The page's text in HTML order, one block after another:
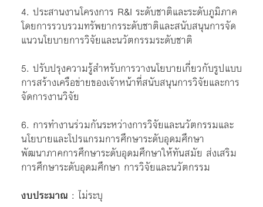
4. ประสานงานโครงการ R&I ระดับชาติและระดับภูมิภาค
โดยการรวบรวมทรัพยากรระดับชาติและสนับสนุนการจัด
แนวนโยบายการวิจัยและนวัตกรรมระดับชาติ
5. ปรับปรุงความรู้สำหรับการวางนโยบายเกี่ยวกับรูปแบบ
การสร้างเครือข่ายของเจ้าหน้าที่สนับสนุนการวิจัยและการ
จัดการงานวิจัย
6. การทำงานร่วมกันระหว่างการวิจัยและนวัตกรรมและ
นโยบายและโปรแกรมการศึกษาระดับอุดมศึกษา
พัฒนาภาคการศึกษาระดับอุดมศึกษาให้ทันสมัย ​​ส่งเสริม
การศึกษาระดับอุดมศึกษา การวิจัยและนวัตกรรม
งบประมาณ : ไม่ระบุ